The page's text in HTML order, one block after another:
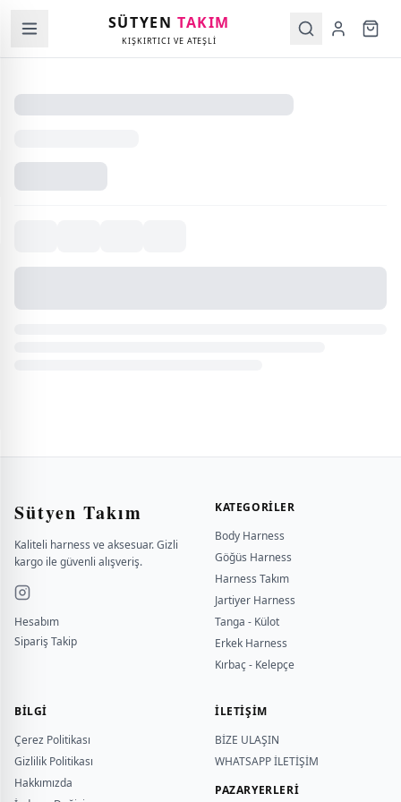
SÜTYENTAKIM
KIŞKIRTICI VE ATEŞLİ
Sütyen Takım
Kaliteli harness ve aksesuar. Gizli
kargo ile güvenli alışveriş.
Hesabım
Sipariş Takip
KATEGORILER
Body Harness
Göğüs Harness
Harness Takım
Jartiyer Harness
Tanga - Külot
Erkek Harness
Kırbaç - Kelepçe
BILGI
Çerez Politikası
Gizlilik Politikası
Hakkımızda
İLETİŞİM
BİZE ULAŞIN
WHATSAPP İLETİŞİM
PAZARYERLERİ